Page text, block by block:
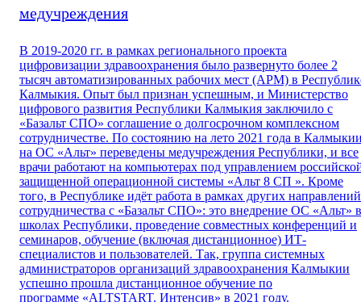
медучреждения
В 2019-2020 гг. в рамках регионального проекта
цифровизации здравоохранения было развернуто более 2
тысяч автоматизированных рабочих мест (АРМ) в
Калмыкия. Опыт был признан успешным, и Министерство
цифрового развития Республики Калмыкия заключило с
«Базальт СПО» соглашение о долгосрочном комплексном
сотрудничестве. По состоянию на лето 2021 года в
на ОС «Альт» переведены медучреждения Республики, и все
врачи работают на компьютерах под управлением
защищенной операционной системы «Альт 8 СП ». Кроме
того, в Республике идёт работа в рамках других направлений
сотрудничества с «Базальт СПО»: это внедрение ОС «Альт» в
школах Республики, проведение совместных конференций и
семинаров, обучение (включая дистанционное) ИТ-
специалистов и пользователей. Так, группа системных
администраторов организаций здравоохранения Калмыкии
успешно прошла дистанционное обучение по
программе «ALTSTART. Интенсив» в 2021 году.